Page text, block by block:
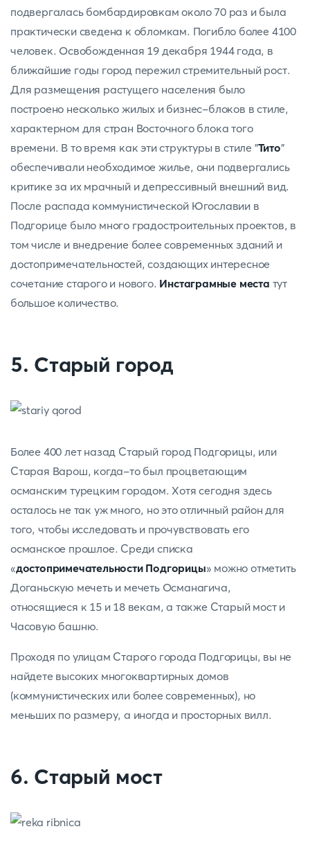
подвергалась бомбардировкам около 70 раз и была
практически сведена к обломкам. Погибло более 4100
человек. Освобожденная 19 декабря 1944 года, в
ближайшие годы город пережил стремительный рост.
Для размещения растущего населения было
построено несколько жилых и бизнес-блоков в стиле,
характерном для стран Восточного блока того
времени. В то время как эти структуры в стиле "Тито"
обеспечивали необходимое жилье, они подвергались
критике за их мрачный и депрессивный внешний вид.
После распада коммунистической Югославии в
Подгорице было много градостроительных проектов, в
том числе и внедрение более современных зданий и
достопримечательностей, создающих интересное
сочетание старого и нового. Инстаграмные места тут
большое количество.
5. Старый город
Более 400 лет назад Старый город Подгорицы, или
Старая Варош, когда-то был процветающим
османским турецким городом. Хотя сегодня здесь
осталось не так уж много, но это отличный район для
того, чтобы исследовать и прочувствовать его
османское прошлое. Среди списка
«достопримечательности Подгорицы» можно отметить
Доганьскую мечеть и мечеть Османагича,
относящиеся к 15 и 18 векам, а также Старый мост и
Часовую башню.
Проходя по улицам Старого города Подгорицы, вы не
найдете высоких многоквартирных домов
(коммунистических или более современных), но
меньших по размеру, а иногда и просторных вилл.
6. Старый мост